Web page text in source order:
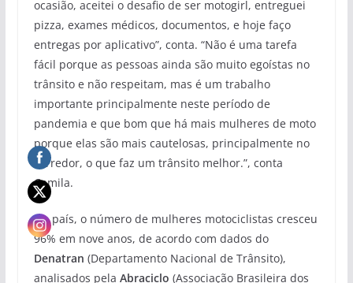
ocasião, aceitei o desafio de ser motogirl, entreguei
pizza, exames médicos, documentos, e hoje faço
entregas por aplicativo”, conta. “Não é uma tarefa
fácil porque as pessoas ainda são muito egoístas no
trânsito e não respeitam, mas é um trabalho
importante principalmente neste período de
pandemia e que bom que há mais mulheres de moto
porque elas são mais cautelosas, principalmente no
corredor, o que faz um trânsito melhor.”, conta
Camila.
No país, o número de mulheres motociclistas cresceu
96% em nove anos, de acordo com dados do
Denatran (Departamento Nacional de Trânsito),
analisados pela Abraciclo (Associação Brasileira dos